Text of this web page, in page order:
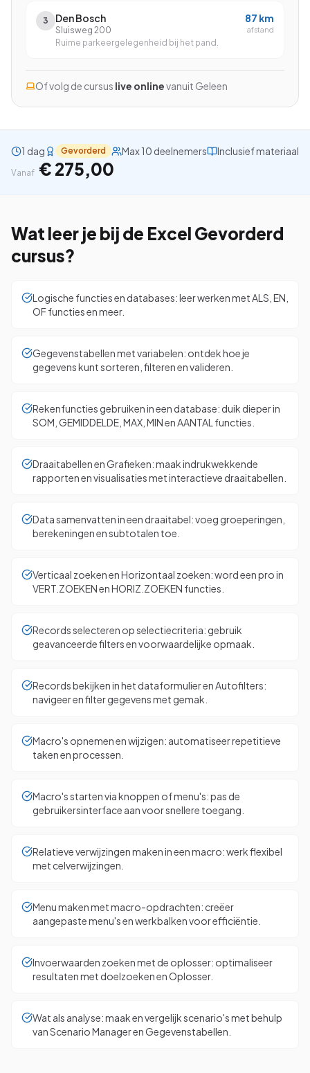
Bel ons: 023-5513409
Gratis studiegids downloaden
3 Den Bosch
Sluisweg 200
Ruime parkeergelegenheid bij het pand.
87 km
afstand
Of volg de cursus live onlinevanuit Geleen
1 dag Gevorderd Max 10 deelnemers Inclusief materiaal
Vanaf € 275,00
Wat leer je bij de Excel Gevorderd
cursus?
Logische functies en databases: leer werken met ALS, EN,
OF functies en meer.
Gegevenstabellen met variabelen: ontdek hoe je
gegevens kunt sorteren, filteren en valideren.
Rekenfuncties gebruiken in een database: duik dieper in
SOM, GEMIDDELDE, MAX, MIN en AANTAL functies.
Draaitabellen en Grafieken: maak indrukwekkende
rapporten en visualisaties met interactieve draaitabellen.
Data samenvatten in een draaitabel: voeg groeperingen,
berekeningen en subtotalen toe.
Verticaal zoeken en Horizontaal zoeken: word een pro in
VERT.ZOEKEN en HORIZ.ZOEKEN functies.
Records selecteren op selectiecriteria: gebruik
geavanceerde filters en voorwaardelijke opmaak.
Records bekijken in het dataformulier en Autofilters:
navigeer en filter gegevens met gemak.
Macro's opnemen en wijzigen: automatiseer repetitieve
taken en processen.
Macro's starten via knoppen of menu's: pas de
gebruikersinterface aan voor snellere toegang.
Relatieve verwijzingen maken in een macro: werk flexibel
met celverwijzingen.
Menu maken met macro-opdrachten: creëer
aangepaste menu's en werkbalken voor efficiëntie.
Invoerwaarden zoeken met de oplosser: optimaliseer
resultaten met doelzoeken en Oplosser.
Wat als analyse: maak en vergelijk scenario's met behulp
van Scenario Manager en Gegevenstabellen.